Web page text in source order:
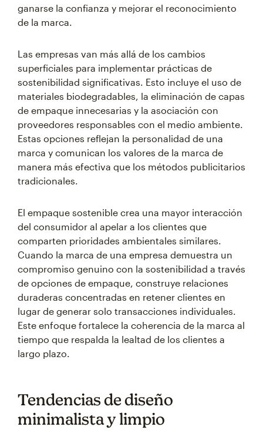
ganarse la confianza y mejorar el reconocimiento
de la marca.
Las empresas van más allá de los cambios
superficiales para implementar prácticas de
sostenibilidad significativas. Esto incluye el uso de
materiales biodegradables, la eliminación de capas
de empaque innecesarias y la asociación con
proveedores responsables con el medio ambiente.
Estas opciones reflejan la personalidad de una
marca y comunican los valores de la marca de
manera más efectiva que los métodos publicitarios
tradicionales.
El empaque sostenible crea una mayor interacción
del consumidor al apelar a los clientes que
comparten prioridades ambientales similares.
Cuando la marca de una empresa demuestra un
compromiso genuino con la sostenibilidad a través
de opciones de empaque, construye relaciones
duraderas concentradas en retener clientes en
lugar de generar solo transacciones individuales.
Este enfoque fortalece la coherencia de la marca al
tiempo que respalda la lealtad de los clientes a
largo plazo.
Tendencias de diseño
minimalista y limpio